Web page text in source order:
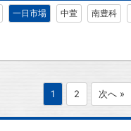
一日市場 中萱 南豊科
1 2 次へ »